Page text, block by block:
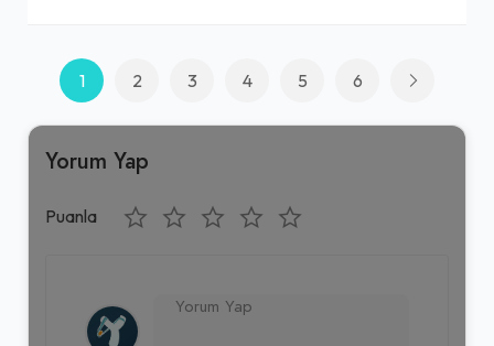
1 2 3 4 5 6
Yorum Yap
Puanla